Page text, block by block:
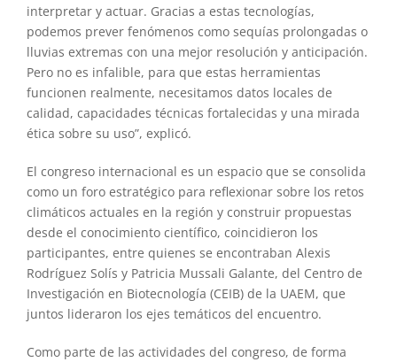
interpretar y actuar. Gracias a estas tecnologías,
podemos prever fenómenos como sequías prolongadas o
lluvias extremas con una mejor resolución y anticipación.
Pero no es infalible, para que estas herramientas
funcionen realmente, necesitamos datos locales de
calidad, capacidades técnicas fortalecidas y una mirada
ética sobre su uso”, explicó.
El congreso internacional es un espacio que se consolida
como un foro estratégico para reflexionar sobre los retos
climáticos actuales en la región y construir propuestas
desde el conocimiento científico, coincidieron los
participantes, entre quienes se encontraban Alexis
Rodríguez Solís y Patricia Mussali Galante, del Centro de
Investigación en Biotecnología (CEIB) de la UAEM, que
juntos lideraron los ejes temáticos del encuentro.
Como parte de las actividades del congreso, de forma